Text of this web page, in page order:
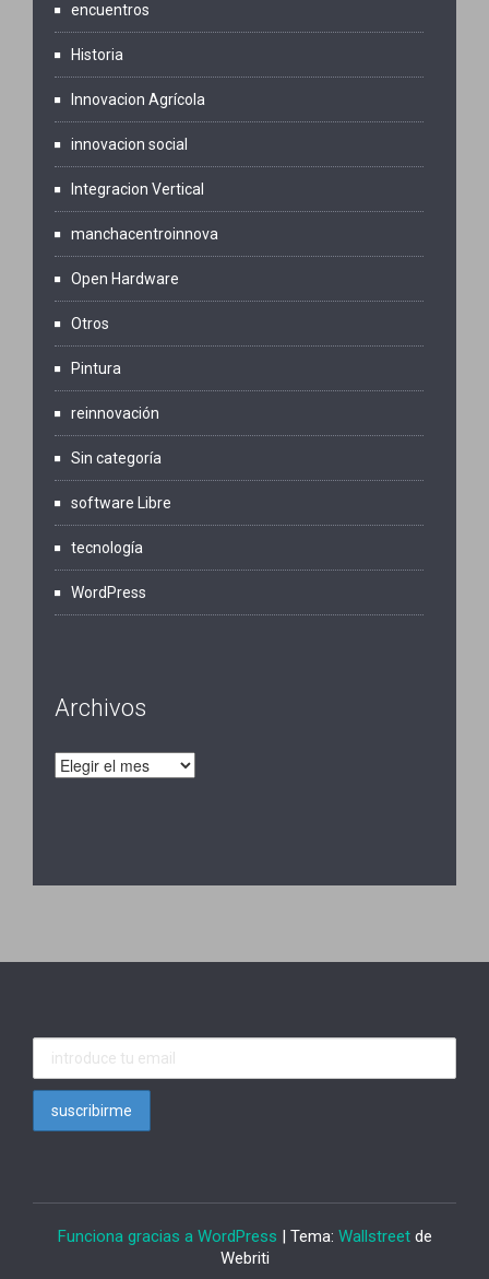
encuentros
Historia
Innovacion Agrícola
innovacion social
Integracion Vertical
manchacentroinnova
Open Hardware
Otros
Pintura
reinnovación
Sin categoría
software Libre
tecnología
WordPress
Archivos
Archivos
Funciona gracias a WordPress | Tema: Wallstreetde
Webriti